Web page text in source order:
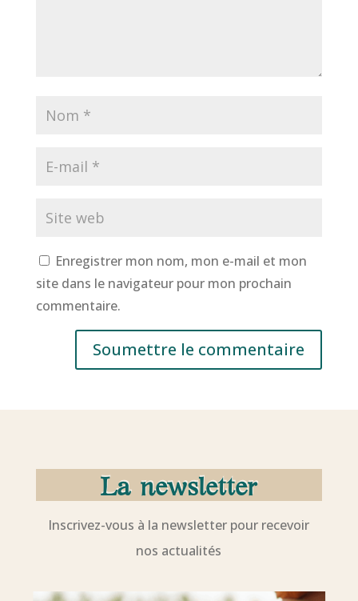
Enregistrer mon nom, mon e-mail et mon
site dans le navigateur pour mon prochain
commentaire.
Soumettre le commentaire
La newsletter
Inscrivez-vous à la newsletter pour recevoir
nos actualités